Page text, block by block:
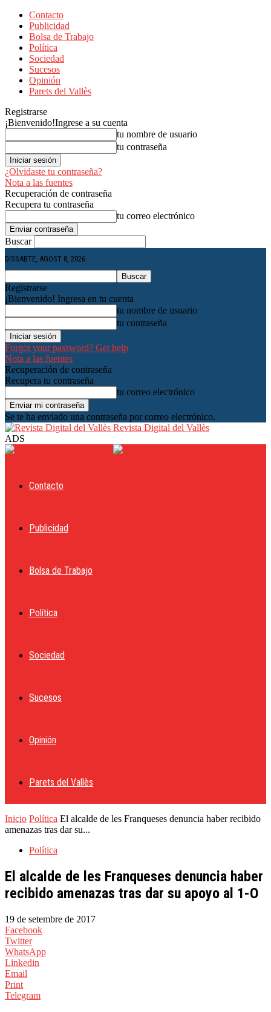
Contacto
Publicidad
Bolsa de Trabajo
Política
Sociedad
Sucesos
Opinión
Parets del Vallès
Registrarse
¡Bienvenido!Ingrese a su cuenta
tu nombre de usuario
tu contraseña
¿Olvidaste tu contraseña?
Nota a las fuentes
Recuperación de contraseña
Recupera tu contraseña
tu correo electrónico
Buscar
DISSABTE, AGOST 8, 2026
Registrarse
¡Bienvenido! Ingresa en tu cuenta
tu nombre de usuario
tu contraseña
Forgot your password? Get help
Nota a las fuentes
Recuperación de contraseña
Recupera tu contraseña
tu correo electrónico
Se te ha enviado una contraseña por correo electrónico.
Revista Digital del Vallès
ADS
Contacto
Publicidad
Bolsa de Trabajo
Política
Sociedad
Sucesos
Opinión
Parets del Vallès
Inicio Política El alcalde de les Franqueses denuncia haber recibido
amenazas tras dar su...
Política
El alcalde de les Franqueses denuncia haber
recibido amenazas tras dar su apoyo al 1-O
19 de setembre de 2017
Facebook
Twitter
WhatsApp
Linkedin
Email
Print
Telegram